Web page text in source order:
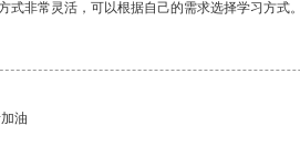
式非常灵活，可以根据自己的需求选择学习方式
油